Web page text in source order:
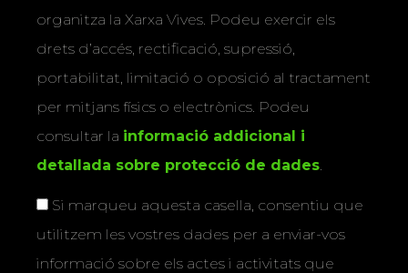
organitza la Xarxa Vives. Podeu exercir els
drets d’accés, rectificació, supressió,
portabilitat, limitació o oposició al tractament
per mitjans físics o electrònics. Podeu
consultar la informació addicional i
detallada sobre protecció de dades
Si marqueu aquesta casella, consentiu que
utilitzem les vostres dades per a enviar-vos
informació sobre els actes i activitats que